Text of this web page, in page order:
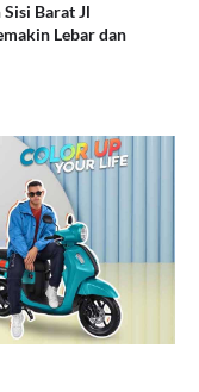
Barat Jl
Lebar dan